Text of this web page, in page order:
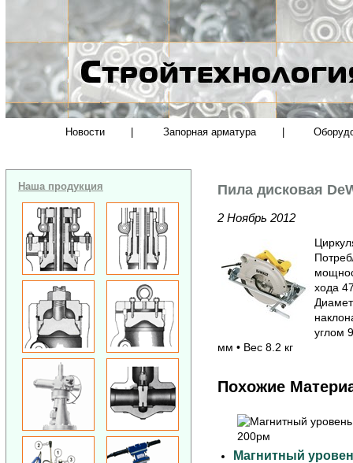
Новости Запорная арматура
Наша продукция Пила дисковая
2 Ноябрь 2012
хода
углом
мм • Вес 8.2 кг
Похожие
Магнитный